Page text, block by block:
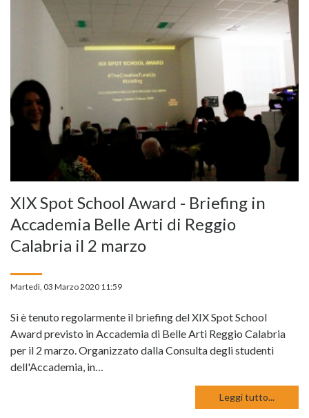
XIX Spot School Award - Briefing in
Accademia Belle Arti di Reggio
Calabria il 2 marzo
Martedì, 03 Marzo 2020 11:59
Si è tenuto regolarmente il briefing del XIX Spot School
Award previsto in Accademia di Belle Arti Reggio Calabria
per il 2 marzo. Organizzato dalla Consulta degli studenti
dell'Accademia, in…
Leggi tutto...